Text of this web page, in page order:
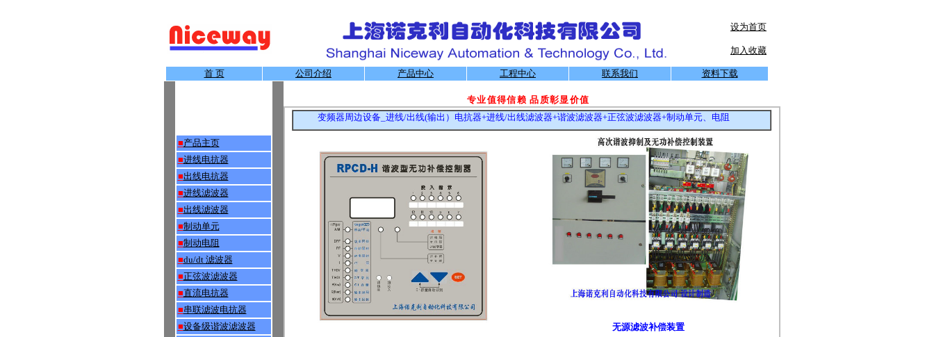
设为首页
加入收藏
首 页 公司介绍 产品中心 工程中心 联系我们 资料下载
■产品主页
■进线电抗器
■出线电抗器
■进线滤波器
■出线滤波器
■制动单元
■制动电阻
■du/dt 滤波器
■正弦波滤波器
■直流电抗器
■串联滤波电抗器
■设备级谐波滤波器
专业值得信赖品质彰显价值
变频器周边设备_进线/出线(输出）电抗器+进线/出线滤波器+谐波滤波器+正弦波滤波器+制动单元、电阻
无源滤波补偿装置